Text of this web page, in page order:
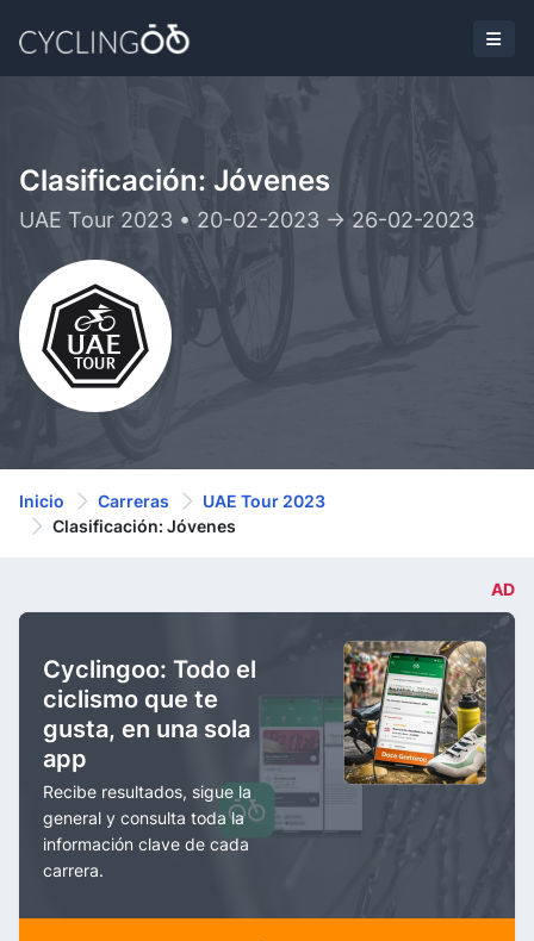
Clasificación: Jóvenes
UAE Tour 2023 • 20-02-2023 -> 26-02-2023
Inicio Carreras
UAE Tour 2023
Clasificación: Jóvenes
AD
Cyclingoo: Todo el
ciclismo que te
gusta, en una sola
app
Recibe resultados, sigue la
general y consulta toda la
información clave de cada
carrera.